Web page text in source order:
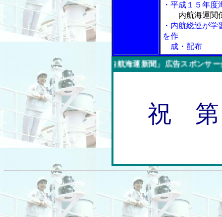
・平成１５年
内航海運関
・内航総連が
を作
成・配布
今週の「内航海運新聞」広告スポンサー企業
祝 第